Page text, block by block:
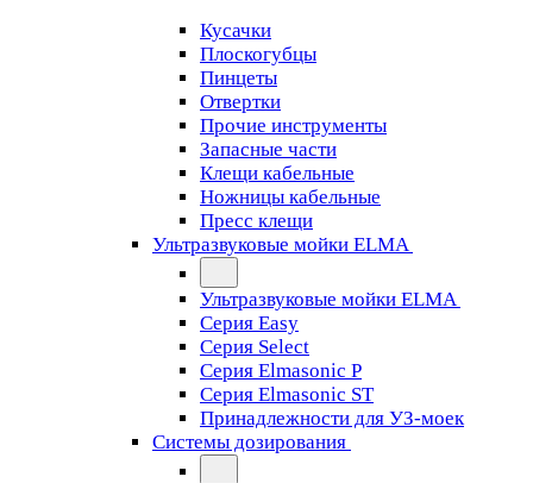
Кусачки
Плоскогубцы
Пинцеты
Отвертки
Прочие инструменты
Запасные части
Клещи кабельные
Ножницы кабельные
Пресс клещи
Ультразвуковые мойки ELMA
Ультразвуковые мойки ELMA
Серия Easy
Серия Select
Серия Elmasonic P
Серия Elmasonic ST
Принадлежности для УЗ-моек
Системы дозирования